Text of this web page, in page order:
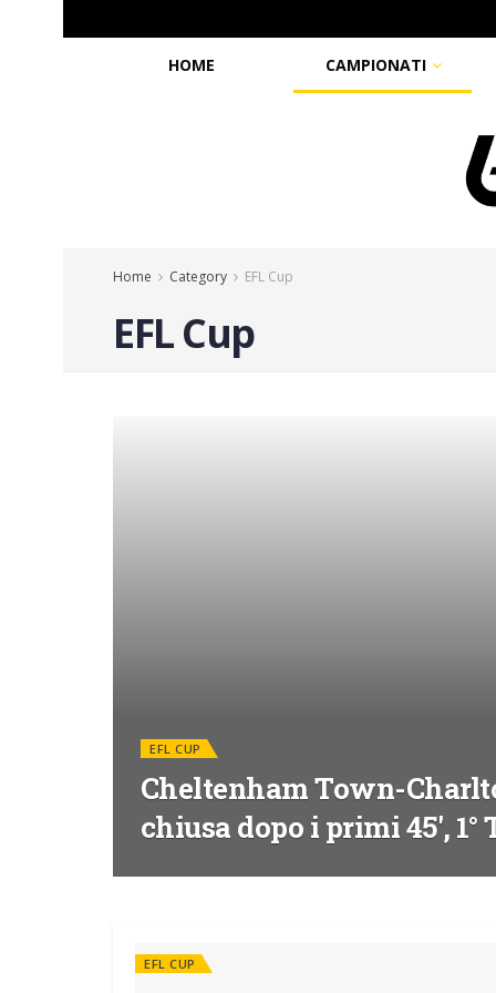
HOME CAMPIONATI
Home Category EFL Cup
EFL Cup
EFL CUP
Cheltenham Town-
chiusa dopo i primi 45′,
EFL CUP